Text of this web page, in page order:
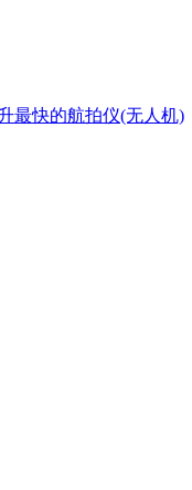
升最快的航拍仪(无人机)